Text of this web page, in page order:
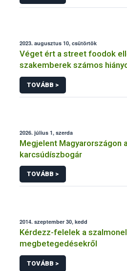
2023. augusztus 10, csütörtök
Véget ért a street foodok
szakemberek számos
derítettek
TOVÁBB >
2026. július 1, szerda
Megjelent Magyarországon
karcsúdíszbogár
TOVÁBB >
2014. szeptember 30, kedd
Kérdezz-felelek a
megbetegedésekről
TOVÁBB >